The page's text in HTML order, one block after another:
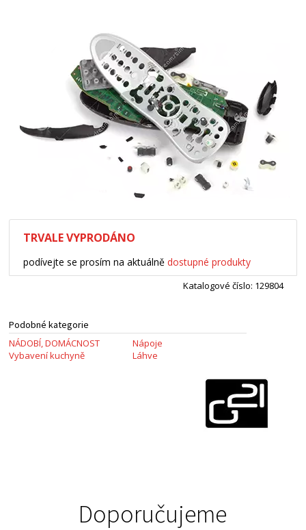
TRVALE VYPRODÁNO
podívejte se prosím na aktuálnědostupné produkty
Katalogové číslo: 129804
Podobné kategorie
NÁDOBÍ, DOMÁCNOST
Vybavení kuchyně
Nápoje
Láhve
Doporučujeme